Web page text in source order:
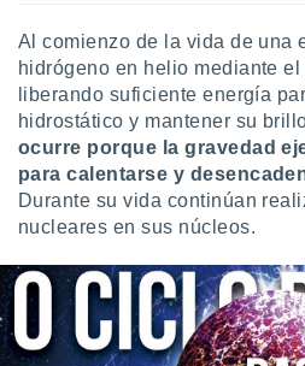
la
contenido
medir el
de la
el
del
de
o a través
de
de
uso de
con el
Al comienzo de la vida de una
hidrógeno en helio mediante
liberando suficiente energía
hidrostático y mantener su
ocurre porque la gravedad
para calentarse y
Durante su vida continúan
nucleares en sus núcleos.